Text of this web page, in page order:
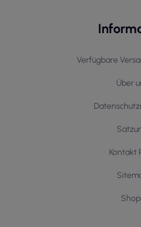
Verfügbare
Über
Kontakt